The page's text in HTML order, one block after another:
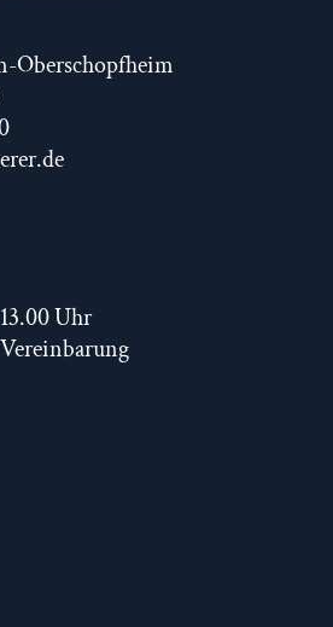
Oberschopfheim
Uhr